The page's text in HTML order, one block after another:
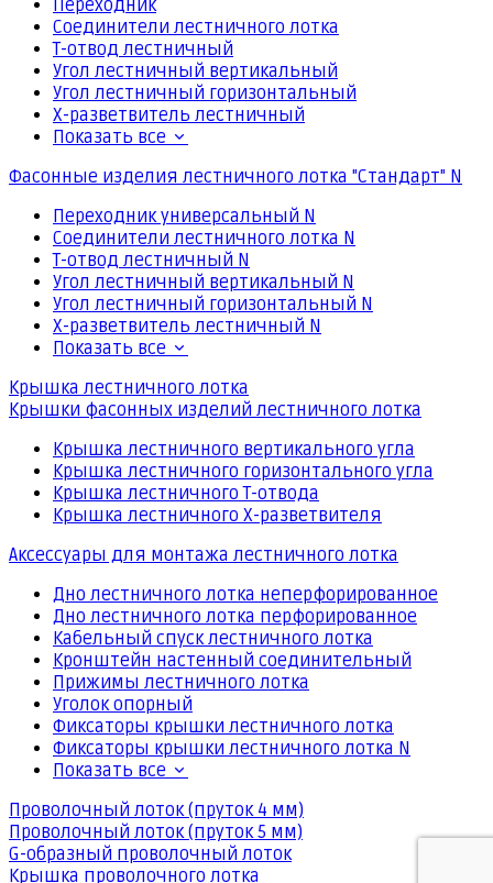
Переходник
Соединители лестничного лотка
Т-отвод лестничный
Угол лестничный вертикальный
Угол лестничный горизонтальный
Х-разветвитель лестничный
Показать все
Фасонные изделия лестничного лотка "Стандарт" N
Переходник универсальный N
Соединители лестничного лотка N
Т-отвод лестничный N
Угол лестничный вертикальный N
Угол лестничный горизонтальный N
Х-разветвитель лестничный N
Показать все
Крышка лестничного лотка
Крышки фасонных изделий лестничного лотка
Крышка лестничного вертикального угла
Крышка лестничного горизонтального угла
Крышка лестничного Т-отвода
Крышка лестничного Х-разветвителя
Аксессуары для монтажа лестничного лотка
Дно лестничного лотка неперфорированное
Дно лестничного лотка перфорированное
Кабельный спуск лестничного лотка
Кронштейн настенный соединительный
Прижимы лестничного лотка
Уголок опорный
Фиксаторы крышки лестничного лотка
Фиксаторы крышки лестничного лотка N
Показать все
Проволочный лоток (пруток 4 мм)
Проволочный лоток (пруток 5 мм)
G-образный проволочный лоток
Крышка проволочного лотка